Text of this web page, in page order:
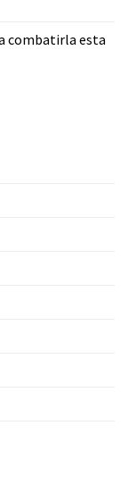
combatirla esta